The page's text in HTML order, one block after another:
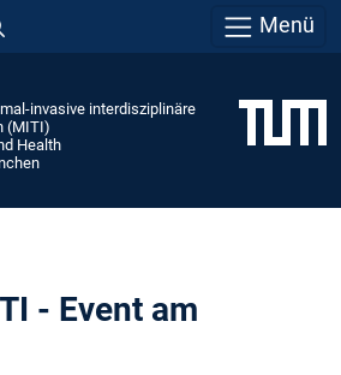
Menü
invasive interdisziplinäre
(MITI)
Health
- Event am